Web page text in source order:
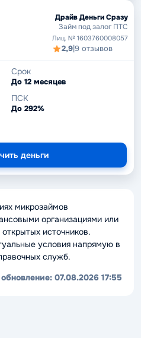
Драйв Деньги Сразу
Займ под залог ПТС
Лиц. № 1603760008057
2,9|9 отзывов
Срок
До 12 месяцев
ПСК
До 292%
деньги
микрозаймов
организациями или
источников.
условия напрямую в
служб.
07.08.2026 17:55